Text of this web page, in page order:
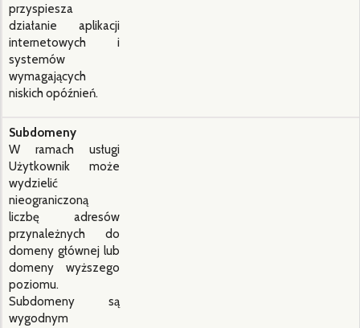
przyspiesza
działanie aplikacji
internetowych i
systemów
wymagających
niskich opóźnień.
Subdomeny
W ramach usługi
Użytkownik może
wydzielić
nieograniczoną
liczbę adresów
przynależnych do
domeny głównej lub
domeny wyższego
poziomu.
Subdomeny są
wygodnym